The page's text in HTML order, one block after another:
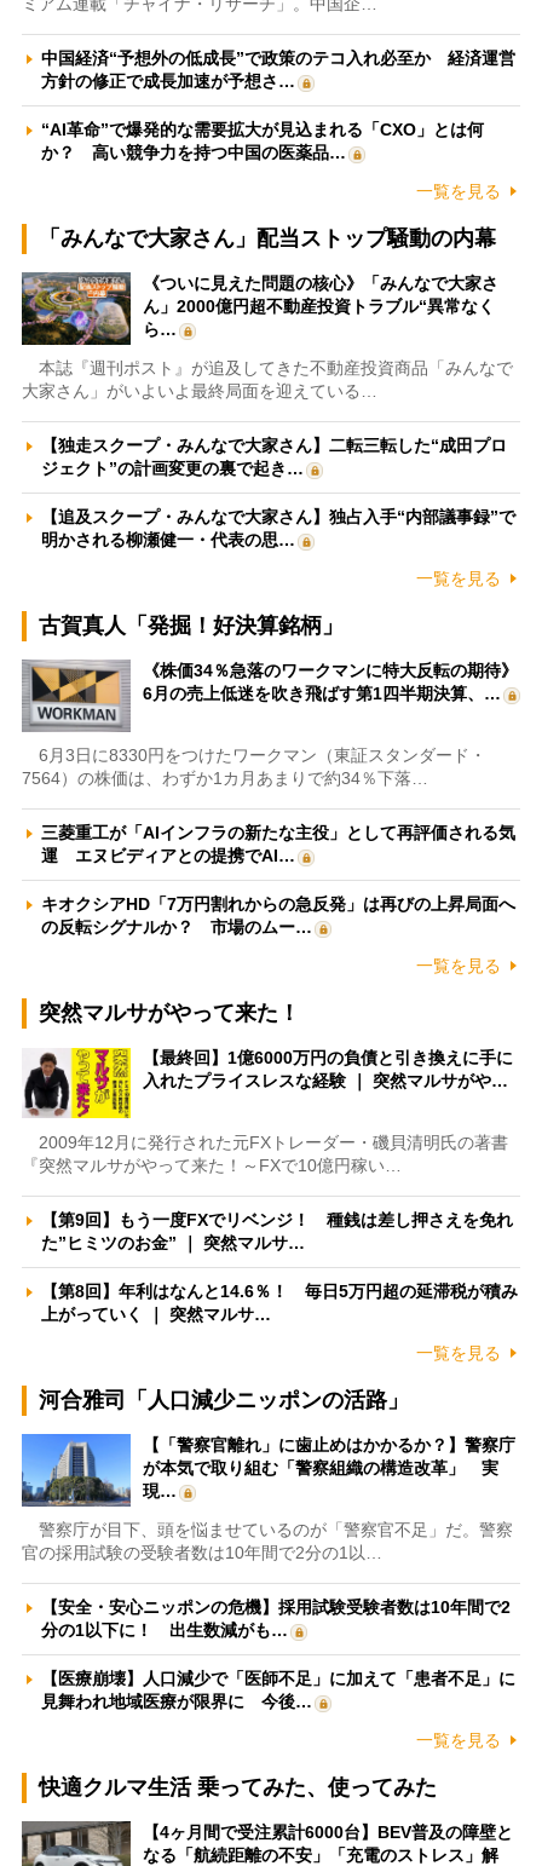
ミアム連載「チャイナ・リサーチ」。中国企…
中国経済“予想外の低成長”で政策のテコ入れ必至か 経済運営
方針の修正で成長加速が予想さ…
“AI革命”で爆発的な需要拡大が見込まれる「CXO」とは何
か？ 高い競争力を持つ中国の医薬品…
一覧を見る
「みんなで大家さん」配当ストップ騒動の内幕
《ついに見えた問題の核心》「みんなで大家さ
ん」2000億円超不動産投資トラブル“異常なく
ら…
本誌『週刊ポスト』が追及してきた不動産投資商品「みんなで
大家さん」がいよいよ最終局面を迎えている…
【独走スクープ・みんなで大家さん】二転三転した“成田プロ
ジェクト”の計画変更の裏で起き…
【追及スクープ・みんなで大家さん】独占入手“内部議事録”で
明かされる柳瀬健一・代表の思…
一覧を見る
古賀真人「発掘！好決算銘柄」
《株価34％急落のワークマンに特大反転の期待》
6月の売上低迷を吹き飛ばす第1四半期決算、…
6月3日に8330円をつけたワークマン（東証スタンダード・
7564）の株価は、わずか1カ月あまりで約34％下落…
三菱重工が「AIインフラの新たな主役」として再評価される気
運 エヌビディアとの提携でAI…
キオクシアHD「7万円割れからの急反発」は再びの上昇局面へ
の反転シグナルか？ 市場のムー…
一覧を見る
突然マルサがやって来た！
【最終回】1億6000万円の負債と引き換えに手に
入れたプライスレスな経験 ｜ 突然マルサがや…
2009年12月に発行された元FXトレーダー・磯貝清明氏の著書
『突然マルサがやって来た！～FXで10億円稼い…
【第9回】もう一度FXでリベンジ！ 種銭は差し押さえを免れ
た”ヒミツのお金” ｜ 突然マルサ…
【第8回】年利はなんと14.6％！ 毎日5万円超の延滞税が積み
上がっていく ｜ 突然マルサ…
一覧を見る
河合雅司「人口減少ニッポンの活路」
【「警察官離れ」に歯止めはかかるか？】警察庁
が本気で取り組む「警察組織の構造改革」 実
現…
警察庁が目下、頭を悩ませているのが「警察官不足」だ。警察
官の採用試験の受験者数は10年間で2分の1以…
【安全・安心ニッポンの危機】採用試験受験者数は10年間で2
分の1以下に！ 出生数減がも…
【医療崩壊】人口減少で「医師不足」に加えて「患者不足」に
見舞われ地域医療が限界に 今後…
一覧を見る
快適クルマ生活 乗ってみた、使ってみた
【4ヶ月間で受注累計6000台】BEV普及の障壁と
なる「航続距離の不安」「充電のストレス」解